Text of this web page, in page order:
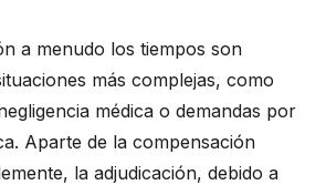
a menudo los tiempos son
más complejas, como
médica o demandas por
Aparte de la compensación
la adjudicación, debido a